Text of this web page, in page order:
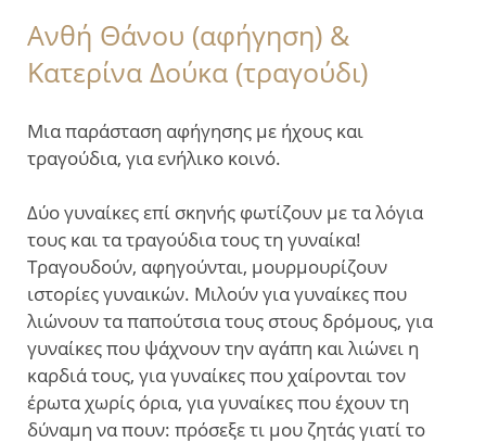
Ανθή Θάνου (αφήγηση) &
Κατερίνα Δούκα (τραγούδι)
Μια παράσταση αφήγησης με ήχους και
τραγούδια, για ενήλικο κοινό.
Δύο γυναίκες επί σκηνής φωτίζουν με τα λόγια
τους και τα τραγούδια τους τη γυναίκα!
Τραγουδούν, αφηγούνται, μουρμουρίζουν
ιστορίες γυναικών. Μιλούν για γυναίκες που
λιώνουν τα παπούτσια τους στους δρόμους, για
γυναίκες που ψάχνουν την αγάπη και λιώνει η
καρδιά τους, για γυναίκες που χαίρονται τον
έρωτα χωρίς όρια, για γυναίκες που έχουν τη
δύναμη να πουν: πρόσεξε τι μου ζητάς γιατί το